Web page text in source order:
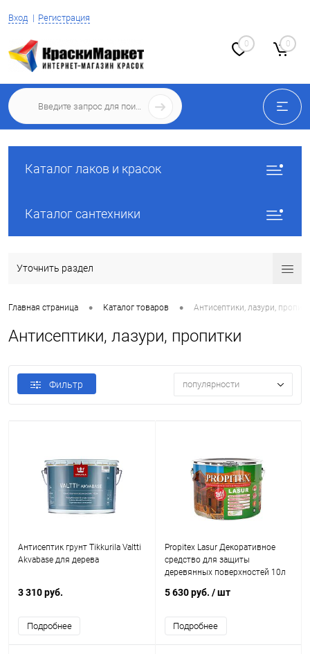
Вход Регистрация
0 0
Каталог лаков и красок
Каталог сантехники
Уточнить раздел
Главная страница • Каталог товаров • Антисептики, лазури,
Антисептики, лазури, пропитки
Фильтр популярности
Антисептик грунт Tikkurila Valtti
Akvabase для дерева
3 310 руб.
Подробнее
Propitex Lasur Декоративное
средство для защиты
деревянных поверхностей 10л
5 630 руб. / шт
Подробнее